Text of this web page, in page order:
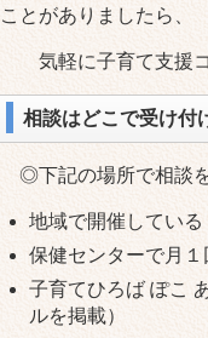
ことがありましたら、
気軽に子育て支援コ
相談はどこで受け付
◎下記の場所で相談を
地域で開催している
保健センターで月１
子育てひろば ぽこ
ルを掲載）